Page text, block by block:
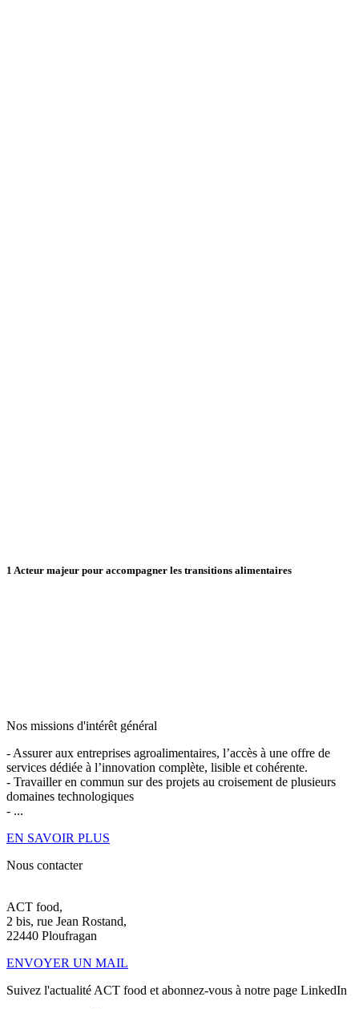
1 Acteur majeur pour accompagner les transitions alimentaires
Nos missions d'intérêt général
- Assurer aux entreprises agroalimentaires, l’accès à une offre de
services dédiée à l’innovation complète, lisible et cohérente.
- Travailler en commun sur des projets au croisement de plusieurs
domaines technologiques
- ...
EN SAVOIR PLUS
Nous contacter
ACT food,
2 bis, rue Jean Rostand,
22440 Ploufragan
ENVOYER UN MAIL
Suivez l'actualité ACT food et abonnez-vous à notre page LinkedIn